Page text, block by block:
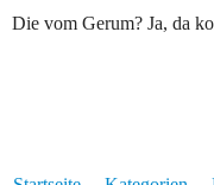
Die vom Gerum? Ja, da